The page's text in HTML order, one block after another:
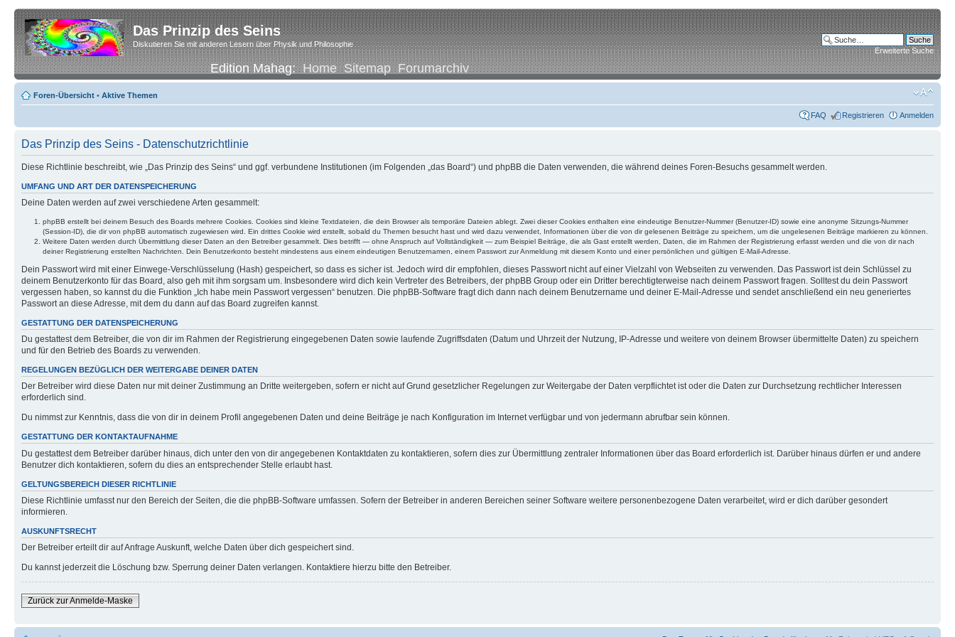
Das Prinzip des Seins
Diskutieren Sie mit anderen Lesern über Physik und Philosophie
Edition Mahag:Home Sitemap Forumarchiv
Erweiterte Suche
Foren-Übersicht • Aktive Themen
FAQ Registrieren Anmelden
Das Prinzip des Seins - Datenschutzrichtlinie
Diese Richtlinie beschreibt, wie „Das Prinzip des Seins“ und ggf. verbundene Institutionen (im Folgenden „das Board“) und phpBB die Daten verwenden, die während deines Foren-Besuchs gesammelt werden.
UMFANG UND ART DER DATENSPEICHERUNG
Deine Daten werden auf zwei verschiedene Arten gesammelt:
phpBB erstellt bei deinem Besuch des Boards mehrere Cookies. Cookies sind kleine Textdateien, die dein Browser als temporäre Dateien ablegt. Zwei dieser Cookies enthalten eine eindeutige Benutzer-Nummer (Benutzer-ID) sowie eine anonyme Sitzungs-Nummer
(Session-ID), die dir von phpBB automatisch zugewiesen wird. Ein drittes Cookie wird erstellt, sobald du Themen besucht hast und wird dazu verwendet, Informationen über die von dir gelesenen Beiträge zu speichern, um die ungelesenen Beiträge markieren zu können.
Weitere Daten werden durch Übermittlung dieser Daten an den Betreiber gesammelt. Dies betrifft — ohne Anspruch auf Vollständigkeit — zum Beispiel Beiträge, die als Gast erstellt werden, Daten, die im Rahmen der Registrierung erfasst werden und die von dir nach
deiner Registrierung erstellten Nachrichten. Dein Benutzerkonto besteht mindestens aus einem eindeutigen Benutzernamen, einem Passwort zur Anmeldung mit diesem Konto und einer persönlichen und gültigen E-Mail-Adresse.
Dein Passwort wird mit einer Einwege-Verschlüsselung (Hash) gespeichert, so dass es sicher ist. Jedoch wird dir empfohlen, dieses Passwort nicht auf einer Vielzahl von Webseiten zu verwenden. Das Passwort ist dein Schlüssel zu
deinem Benutzerkonto für das Board, also geh mit ihm sorgsam um. Insbesondere wird dich kein Vertreter des Betreibers, der phpBB Group oder ein Dritter berechtigterweise nach deinem Passwort fragen. Solltest du dein Passwort
vergessen haben, so kannst du die Funktion „Ich habe mein Passwort vergessen“ benutzen. Die phpBB-Software fragt dich dann nach deinem Benutzername und deiner E-Mail-Adresse und sendet anschließend ein neu generiertes
Passwort an diese Adresse, mit dem du dann auf das Board zugreifen kannst.
GESTATTUNG DER DATENSPEICHERUNG
Du gestattest dem Betreiber, die von dir im Rahmen der Registrierung eingegebenen Daten sowie laufende Zugriffsdaten (Datum und Uhrzeit der Nutzung, IP-Adresse und weitere von deinem Browser übermittelte Daten) zu speichern
und für den Betrieb des Boards zu verwenden.
REGELUNGEN BEZÜGLICH DER WEITERGABE DEINER DATEN
Der Betreiber wird diese Daten nur mit deiner Zustimmung an Dritte weitergeben, sofern er nicht auf Grund gesetzlicher Regelungen zur Weitergabe der Daten verpflichtet ist oder die Daten zur Durchsetzung rechtlicher Interessen
erforderlich sind.
Du nimmst zur Kenntnis, dass die von dir in deinem Profil angegebenen Daten und deine Beiträge je nach Konfiguration im Internet verfügbar und von jedermann abrufbar sein können.
GESTATTUNG DER KONTAKTAUFNAHME
Du gestattest dem Betreiber darüber hinaus, dich unter den von dir angegebenen Kontaktdaten zu kontaktieren, sofern dies zur Übermittlung zentraler Informationen über das Board erforderlich ist. Darüber hinaus dürfen er und andere
Benutzer dich kontaktieren, sofern du dies an entsprechender Stelle erlaubt hast.
GELTUNGSBEREICH DIESER RICHTLINIE
Diese Richtlinie umfasst nur den Bereich der Seiten, die die phpBB-Software umfassen. Sofern der Betreiber in anderen Bereichen seiner Software weitere personenbezogene Daten verarbeitet, wird er dich darüber gesondert
informieren.
AUSKUNFTSRECHT
Der Betreiber erteilt dir auf Anfrage Auskunft, welche Daten über dich gespeichert sind.
Du kannst jederzeit die Löschung bzw. Sperrung deiner Daten verlangen. Kontaktiere hierzu bitte den Betreiber.
Zurück zur Anmelde-Maske